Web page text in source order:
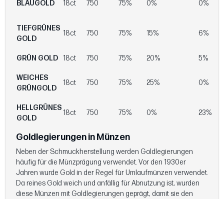
BLAUGOLD 18ct 750 75% 0% 0%
TIEFGRÜNES
GOLD
18ct 750 75% 15% 6%
GRÜN GOLD 18ct 750 75% 20% 5%
WEICHES
GRÜNGOLD
18ct 750 75% 25% 0%
HELLGRÜNES
GOLD
18ct 750 75% 0% 23%
Goldlegierungen in Münzen
Neben der Schmuckherstellung werden Goldlegierungen
häufig für die Münzprägung verwendet. Vor den 1930er
Jahren wurde Gold in der Regel für Umlaufmünzen verwendet.
Da reines Gold weich und anfällig für Abnutzung ist, wurden
diese Münzen mit Goldlegierungen geprägt, damit sie den